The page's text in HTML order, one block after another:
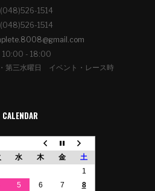
(048)526-1514
(048)526-1514
10:00 - 18:00
第三水曜日 イベント・レース時
CALENDAR
水 木 金
土
1
5 6 7 8